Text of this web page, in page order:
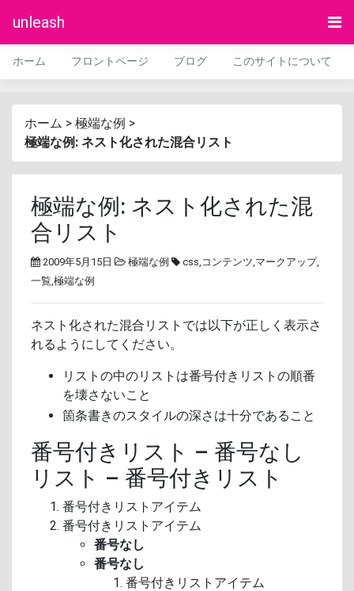
unleash
ホーム フロントページ ブログ このサイトについて
ホーム > 極端な例 >
極端な例: ネスト化された混合リスト
極端な例: ネスト化された混
合リスト
2009年5月15日 極端な例 css, コンテンツ,マークアップ,
一覧,極端な例
ネスト化された混合リストでは以下が正しく表示さ
れるようにしてください。
リストの中のリストは番号付きリストの順番
を壊さないこと
箇条書きのスタイルの深さは十分であること
番号付きリスト – 番号なし
リスト – 番号付きリスト
番号付きリストアイテム
番号付きリストアイテム
番号なし
番号なし
番号付きリストアイテム